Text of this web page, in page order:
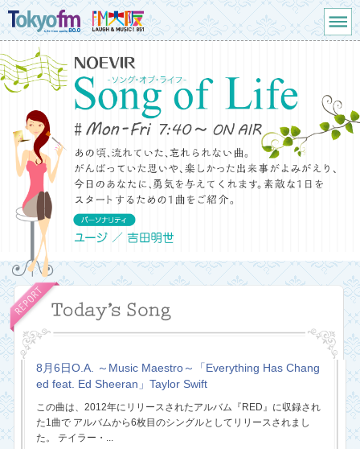
8月6日O.A. ～Music Maestro～「Everything Has Chang
ed feat. Ed Sheeran」Taylor Swift
この曲は、2012年にリリースされたアルバム『RED』に収録され
た1曲で アルバムから6枚目のシングルとしてリリースされまし
た。 テイラー・...